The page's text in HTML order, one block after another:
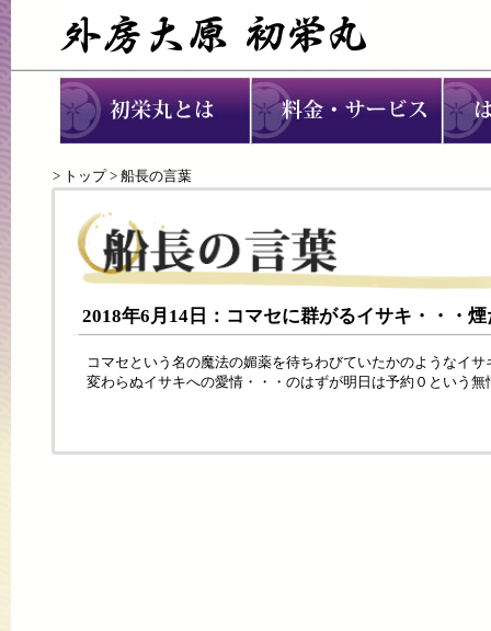
> トップ> 船長の言葉
2018年6月14日：コマセに群がるイサキ・・・
コマセという名の魔法の媚薬を待ちわびていたかのようなイ
変わらぬイサキへの愛情・・・のはずが明日は予約０という無